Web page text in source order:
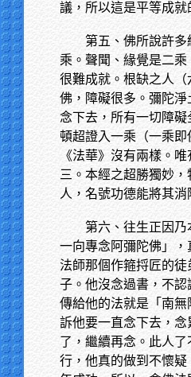
議，所以這是平等成就
第五、佛所說許
乘。聲聞、緣覺是二乘
很難成就。根缺之人
佛，障礙很多。彌陀
念下去，所有一切障礙
頓超證入一乘（一乘即
《法華》沒有兩樣。
三。本經之超勝獨妙
人，名號功德能將其消
第六、往生正因乃
一向專念阿彌陀佛」
法師那個作箍捋匠的徒
子。他沒念過書，不認
傳給他的法就是「南
訴他要一直念下去，
了，繼續再念。此人
行，他真的做到不懷